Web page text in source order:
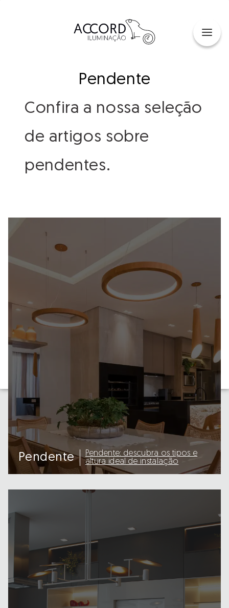
Pendente
Confira a nossa seleção
de artigos sobre
pendentes.
Pendente
Pendente: descubra os tipos e
altura ideal de instalação